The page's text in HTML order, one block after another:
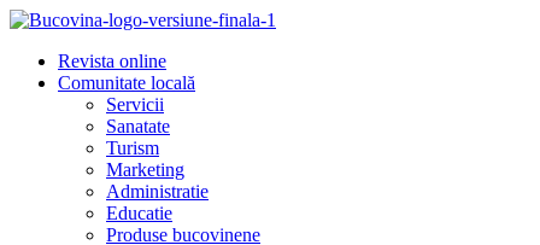
Revista online
Comunitate locală
Servicii
Sanatate
Turism
Marketing
Administratie
Educatie
Produse bucovinene